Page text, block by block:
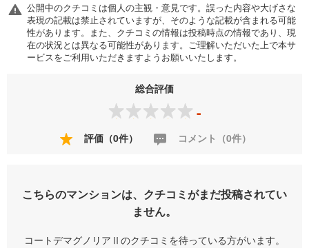
公開中のクチコミは個人の主観・意見です。誤った内容や大げさな
表現の記載は禁止されていますが、そのような記載が含まれる可能
性があります。また、クチコミの情報は投稿時点の情報であり、現
在の状況とは異なる可能性があります。ご理解いただいた上で本サ
ービスをご利用いただきますようお願いいたします。
総合評価
-
評価（0件） コメント（0件）
こちらのマンションは、クチコミがまだ投稿されてい
ません。
コートデマグノリアⅡのクチコミを待っている方がいます。